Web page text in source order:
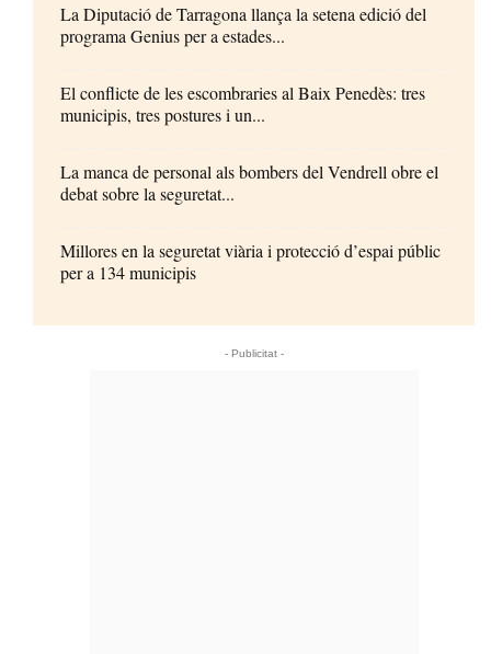
La Diputació de Tarragona llança la setena edició del
programa Genius per a estades...
El conflicte de les escombraries al Baix Penedès: tres
municipis, tres postures i un...
La manca de personal als bombers del Vendrell obre el
debat sobre la seguretat...
Millores en la seguretat viària i protecció d’espai públic
per a 134 municipis
- Publicitat -